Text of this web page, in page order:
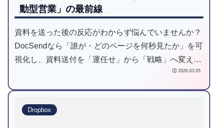
動型営業」の最前線
資料を送った後の反応がわからず悩んでいませんか？
DocSendなら「誰が・どのページを何秒見たか」を可
視化し、資料送付を「運任せ」から「戦略」へ変えら
れます。本記事では、成約率を上げるデータ活用法か
2026.03.05
Dropbox